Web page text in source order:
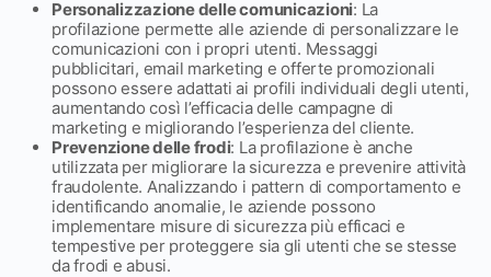
Personalizzazione delle comunicazioni: La
profilazione permette alle aziende di personalizzare le
comunicazioni con i propri utenti. Messaggi
pubblicitari, email marketing e offerte promozionali
possono essere adattati ai profili individuali degli utenti,
aumentando così l’efficacia delle campagne di
marketing e migliorando l’esperienza del cliente.
Prevenzione delle frodi: La profilazione è anche
utilizzata per migliorare la sicurezza e prevenire attività
fraudolente. Analizzando i pattern di comportamento e
identificando anomalie, le aziende possono
implementare misure di sicurezza più efficaci e
tempestive per proteggere sia gli utenti che se stesse
da frodi e abusi.